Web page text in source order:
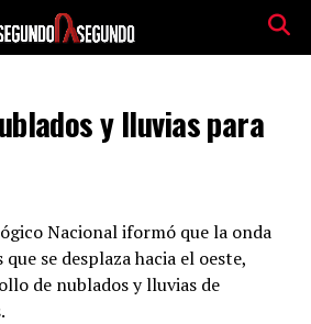
y lluvias para
Nacional iformó que la onda
se desplaza hacia el oeste,
de nublados y lluvias de